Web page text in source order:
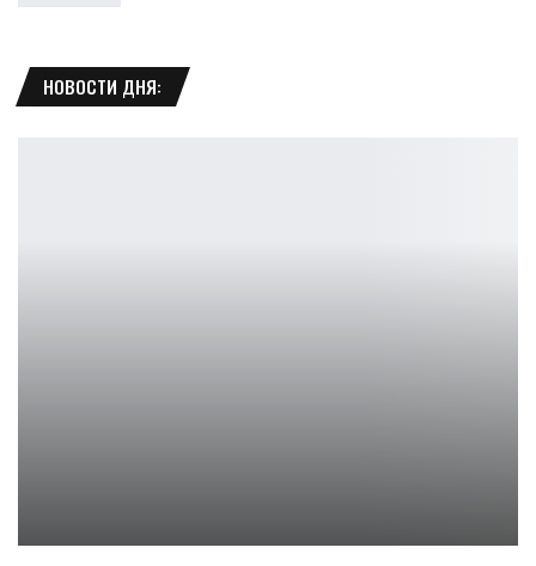
НОВОСТИ ДНЯ: